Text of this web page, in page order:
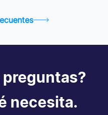
necesita.